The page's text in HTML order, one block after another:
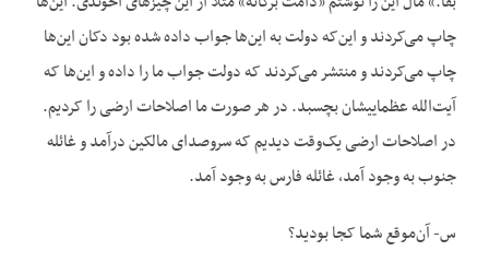
چاپ می‌کردند و این‌که دولت به این‌ها جواب داده شده بود دکان این‌ها
چاپ می‌کردند و منتشر می‌کردند که دولت جواب ما را داده و این‌ها که
آیت‌الله عظماییشان بچسبد. در هر صورت ما اصلاحات ارضی را کردیم.
در اصلاحات ارضی یک‌وقت دیدیم که سروصدای مالکین درآمد و غائله
جنوب به وجود آمد، غائله فارس به وجود آمد.
س- آن‌موقع شما کجا بودید؟